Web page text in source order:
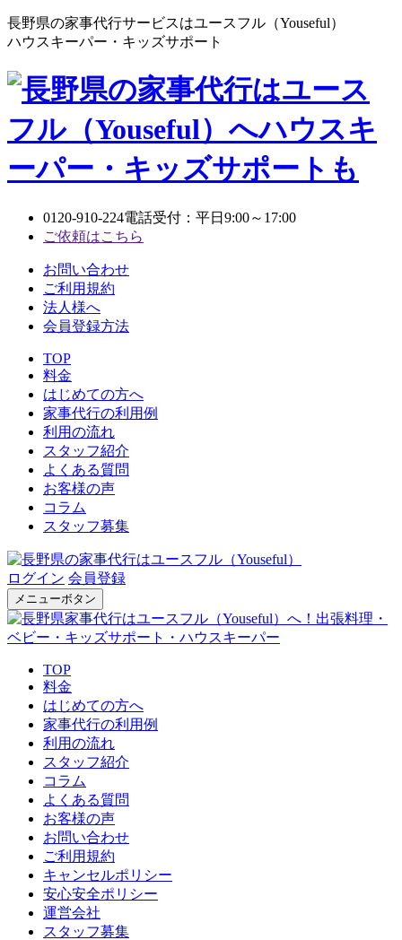
長野県の家事代行サービスはユースフル（Youseful）
ハウスキーパー・キッズサポート
0120-910-224電話受付：平日9:00～17:00
ご依頼はこちら
お問い合わせ
ご利用規約
法人様へ
会員登録方法
TOP
料金
はじめての方へ
家事代行の利用例
利用の流れ
スタッフ紹介
よくある質問
お客様の声
コラム
スタッフ募集
ログイン 会員登録
メニューボタン
TOP
料金
はじめての方へ
家事代行の利用例
利用の流れ
スタッフ紹介
コラム
よくある質問
お客様の声
お問い合わせ
ご利用規約
キャンセルポリシー
安心安全ポリシー
運営会社
スタッフ募集